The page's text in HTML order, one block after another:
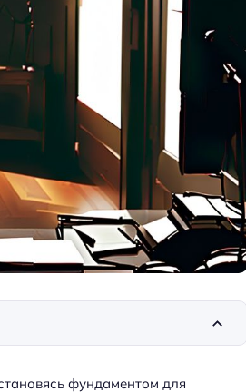
фундаментом для